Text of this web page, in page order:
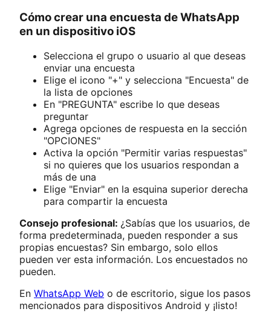
Cómo crear una encuesta de WhatsApp
en un dispositivo iOS
Selecciona el grupo o usuario al que deseas
enviar una encuesta
Elige el icono "+" y selecciona "Encuesta" de
la lista de opciones
En "PREGUNTA" escribe lo que deseas
preguntar
Agrega opciones de respuesta en la sección
"OPCIONES"
Activa la opción "Permitir varias respuestas"
si no quieres que los usuarios respondan a
más de una
Elige "Enviar" en la esquina superior derecha
para compartir la encuesta
Consejo profesional: ¿Sabías que los usuarios, de
forma predeterminada, pueden responder a sus
propias encuestas? Sin embargo, solo ellos
pueden ver esta información. Los encuestados no
pueden.
En WhatsApp Web o de escritorio, sigue los pasos
mencionados para dispositivos Android y ¡listo!